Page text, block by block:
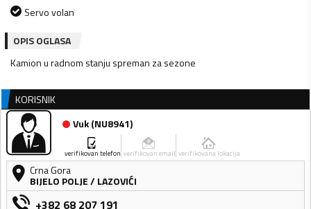
Servo volan
OPIS OGLASA
Kamion u radnom stanju spreman za sezone
KORISNIK
Vuk(NU8941)
verifikovan telefon verifikovan email verifikovana lokacija
Crna Gora
BIJELO POLJE/ LAZOVIĆI
+382 68 207 191